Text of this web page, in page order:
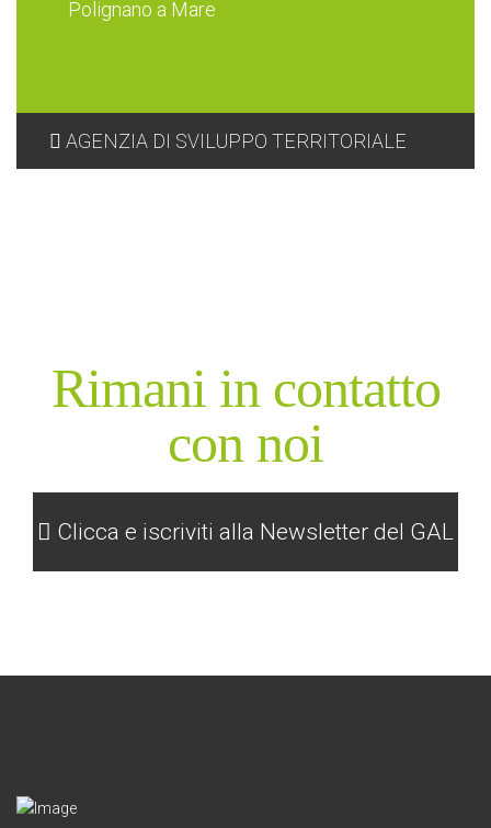
Polignano a Mare
AGENZIA DI SVILUPPO TERRITORIALE
Rimani in contatto
con noi
Clicca e iscriviti alla Newsletter del GAL